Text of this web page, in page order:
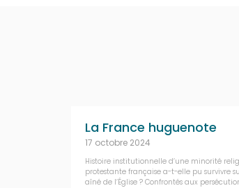
La France huguenote
17 octobre 2024
Histoire institutionnelle d’une minorité
protestante française a-t-elle pu survivre
aîné de l’Église ? Confrontés aux